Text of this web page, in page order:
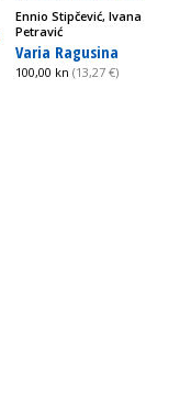
Ennio Stipčević, Ivana
Petravić
Varia Ragusina
100,00 kn (13,27 €)